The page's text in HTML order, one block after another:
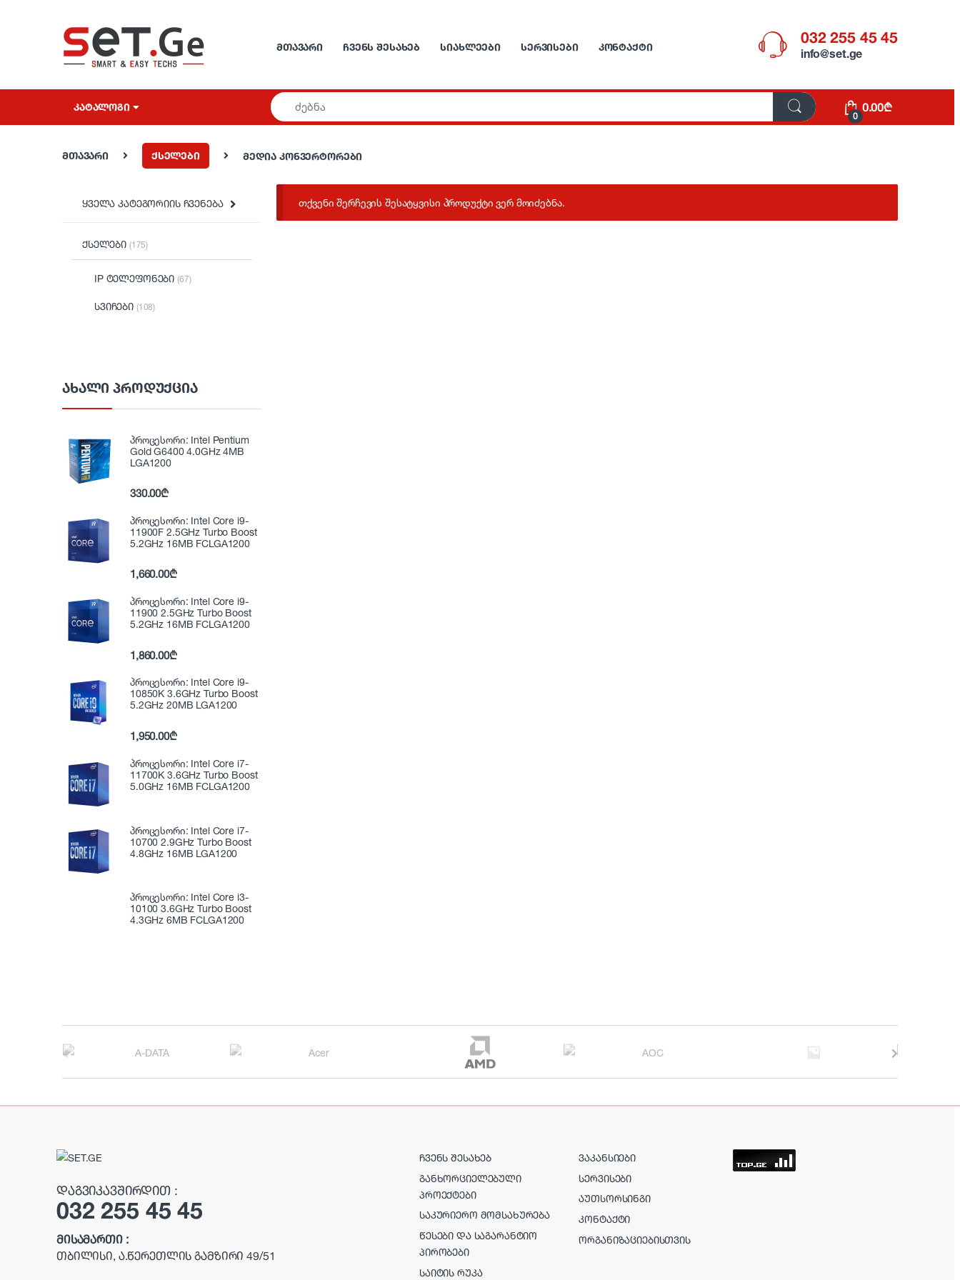
ᲛᲗᲐᲕᲐᲠᲘ ᲩᲕᲔᲜᲡ ᲨᲔᲡᲐᲮᲔᲑ ᲡᲘᲐᲮᲚᲔᲔᲑᲘ ᲡᲔᲠᲕᲘᲡᲔᲑᲘ ᲙᲝᲜᲢᲐᲥᲢᲘ
032 255 45 45
info@set.ge
ᲙᲐᲢᲐᲚᲝᲒᲘ
0
0.00₾
მთავარი ქსელები მედია კონვერტორები
თქვენი შერჩევის შესატყვისი პროდუქტი ვერ მოიძებნა.
ყველა კატეგორიის ჩვენება
ქსელები (175)
IP ტელეფონები(67)
სვიჩები (108)
ᲐᲮᲐᲚᲘ ᲞᲠᲝᲓᲣᲥᲪᲘᲐ
პროცესორი: Intel Pentium
Gold G6400 4.0GHz 4MB
LGA1200
330.00₾
პროცესორი: Intel Core i9-
11900F 2.5GHz Turbo Boost
5.2GHz 16MB FCLGA1200
1,660.00₾
პროცესორი: Intel Core i9-
11900 2.5GHz Turbo Boost
5.2GHz 16MB FCLGA1200
1,860.00₾
პროცესორი: Intel Core i9-
10850K 3.6GHz Turbo Boost
5.2GHz 20MB LGA1200
1,950.00₾
პროცესორი: Intel Core i7-
11700K 3.6GHz Turbo Boost
5.0GHz 16MB FCLGA1200
პროცესორი: Intel Core i7-
10700 2.9GHz Turbo Boost
4.8GHz 16MB LGA1200
პროცესორი: Intel Core i3-
10100 3.6GHz Turbo Boost
4.3GHz 6MB FCLGA1200
ᲓᲐᲒᲕᲘᲙᲐᲕᲨᲘᲠᲓᲘᲗ :
032 255 45 45
ᲛᲘᲡᲐᲛᲐᲠᲗᲘ :
ᲗᲑᲘᲚᲘᲡᲘ, Ა.ᲬᲔᲠᲔᲗᲚᲘᲡ ᲒᲐᲛᲖᲘᲠᲘ 49/51
ᲩᲕᲔᲜᲡ ᲨᲔᲡᲐᲮᲔᲑ
ᲒᲐᲜᲮᲝᲠᲪᲘᲔᲚᲔᲑᲣᲚᲘ
ᲞᲠᲝᲔᲥᲢᲔᲑᲘ
ᲡᲐᲙᲣᲠᲘᲔᲠᲝ ᲛᲝᲛᲡᲐᲮᲣᲠᲔᲑᲐ
ᲬᲔᲡᲔᲑᲘ ᲓᲐ ᲡᲐᲒᲐᲠᲐᲜᲢᲘᲝ
ᲞᲘᲠᲝᲑᲔᲑᲘ
ᲡᲐᲘᲢᲘᲡ ᲠᲣᲙᲐ
ᲕᲐᲙᲐᲜᲡᲘᲔᲑᲘ
ᲡᲔᲠᲕᲘᲡᲔᲑᲘ
ᲐᲣᲗᲡᲝᲠᲡᲘᲜᲒᲘ
ᲙᲝᲜᲢᲐᲥᲢᲘ
ᲝᲠᲒᲐᲜᲘᲖᲐᲪᲘᲔᲑᲘᲡᲗᲕᲘᲡ